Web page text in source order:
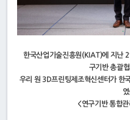
한국산업기술진흥원(KIAT)에 지난
구기반 총괄
우리 원 3D프린팅제조혁신센터가 한
<연구기반 통합